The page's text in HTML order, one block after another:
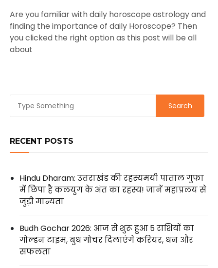
Are you familiar with daily horoscope astrology and
finding the importance of daily Horoscope? Then
you clicked the right option as this post will be all
about
RECENT POSTS
Hindu Dharam: उत्तराखंड की रहस्यमयी पाताल गुफा
में छिपा है कलयुग के अंत का रहस्य! जानें महाप्रलय से
जुड़ी मान्यता
Budh Gochar 2026: आज से शुरू हुआ 5 राशियों का
गोल्डन टाइम, बुध गोचर दिलाएंगे करियर, धन और
सफलता